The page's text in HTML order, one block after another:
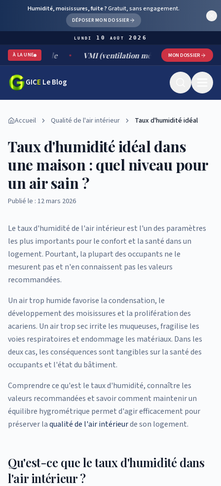
Humidité, moisissures, fuite ?Gratuit, sans engagement.
DÉPOSER MON DOSSIER
lundi 10 août 2026
À LA UNE VMI (ventilation mécanique par insufflation) :
MON DOSSIER
GICE Le Blog
Accueil Qualité de l'air intérieur Taux d'humidité idéal
Taux d'humidité idéal dans
une maison : quel niveau pour
un air sain ?
Publié le : 12 mars 2026
Le taux d'humidité de l'air intérieur est l'un des paramètres
les plus importants pour le confort et la santé dans un
logement. Pourtant, la plupart des occupants ne le
mesurent pas et n'en connaissent pas les valeurs
recommandées.
Un air trop humide favorise la condensation, le
développement des moisissures et la prolifération des
acariens. Un air trop sec irrite les muqueuses, fragilise les
voies respiratoires et endommage les matériaux. Dans les
deux cas, les conséquences sont tangibles sur la santé des
occupants et l'état du bâtiment.
Comprendre ce qu'est le taux d'humidité, connaître les
valeurs recommandées et savoir comment maintenir un
équilibre hygrométrique permet d'agir efficacement pour
préserver laqualité de l'air intérieurde son logement.
Qu'est-ce que le taux d'humidité dans
l'air intérieur ?